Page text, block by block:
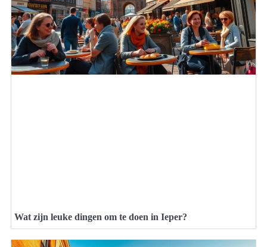
Wat zijn leuke dingen om te doen in Ieper?